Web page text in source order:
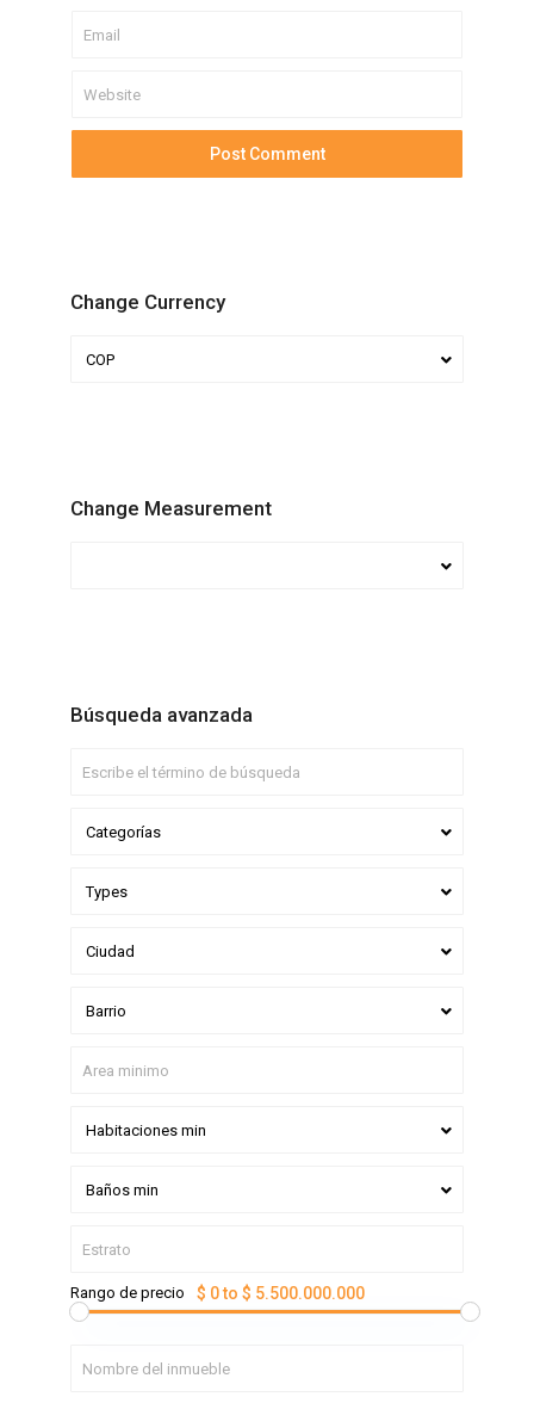
Change Currency
COP
Change Measurement
Búsqueda avanzada
Categorías
Types
Ciudad
Barrio
Habitaciones min
Baños min
Rango de precio $ 0 to $ 5.500.000.000